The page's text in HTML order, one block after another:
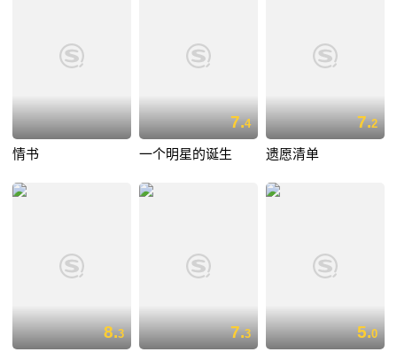
情书
7.4
一个明星的诞生
7.2
遗愿清单
8.3 7.3 5.0